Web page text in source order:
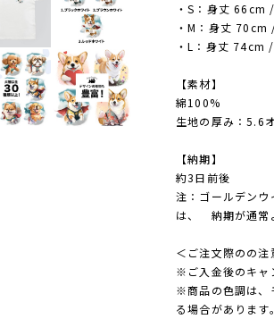
・S：身丈
・M：身丈
・L：身丈
【素材】
綿100%
生地の厚み：5.6
【納期】
約3日前後
注：ゴールデン
は、 納期が通常
＜ご注文際のの注
※ご入金後のキャ
※商品の色調は、
る場合があります。